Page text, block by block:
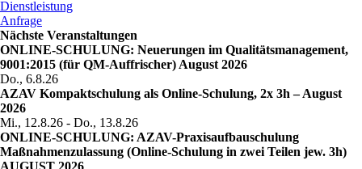
Dienstleistung
Anfrage
Nächste Veranstaltungen
ONLINE-SCHULUNG: Neuerungen im Qualitätsmanagement,
9001:2015 (für QM-Auffrischer) August 2026
Do., 6.8.26
AZAV Kompaktschulung als Online-Schulung, 2x 3h – August
2026
Mi., 12.8.26 - Do., 13.8.26
ONLINE-SCHULUNG: AZAV-Praxisaufbauschulung
Maßnahmenzulassung (Online-Schulung in zwei Teilen jew. 3h)
AUGUST 2026